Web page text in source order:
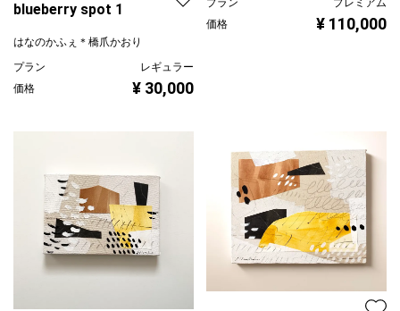
blueberry spot 1
はなのかふぇ＊橋爪かおり
プラン
レギュラー
価格
¥ 30,000
プラン
プレミアム
価格
¥ 110,000